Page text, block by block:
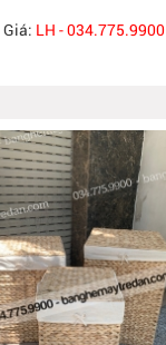
Giá: LH - 034.775.9900